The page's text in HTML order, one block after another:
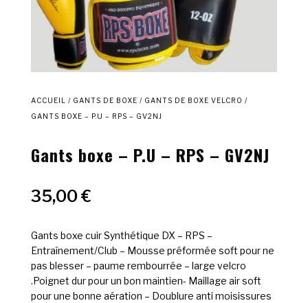
ACCUEIL / GANTS DE BOXE / GANTS DE BOXE VELCRO /
GANTS BOXE – P.U – RPS – GV2NJ
Gants boxe – P.U – RPS – GV2NJ
35,00€
Gants boxe cuir Synthétique DX – RPS –
Entraînement/Club – Mousse préformée soft pour ne
pas blesser – paume rembourrée – large velcro
.Poignet dur pour un bon maintien- Maillage air soft
pour une bonne aération – Doublure anti moisissures